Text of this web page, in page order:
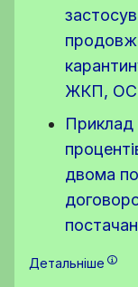
ЖКП,
Приклад
двома
Детальніше